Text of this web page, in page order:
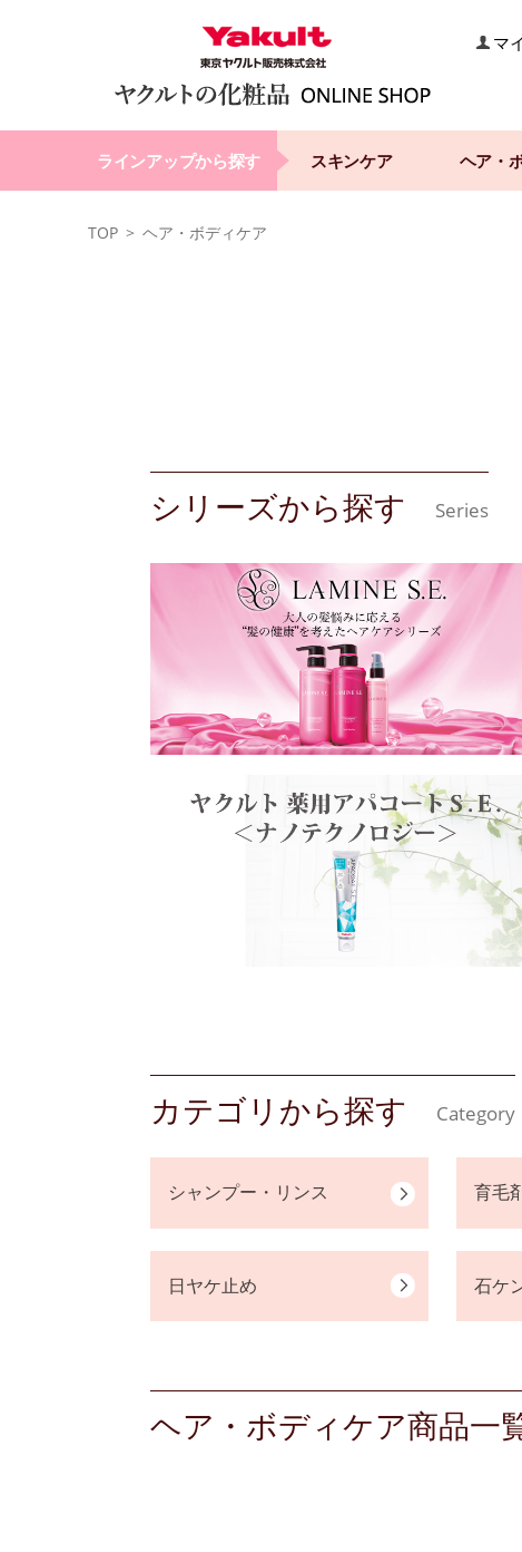
マ
ラインアップから探す スキンケア ヘア・
TOP ヘア・ボディケア
シリーズから探す Series
カテゴリから探す Category
シャンプー・リンス 育毛
日ヤケ止め 石ケ
ヘア・ボディケア商品一